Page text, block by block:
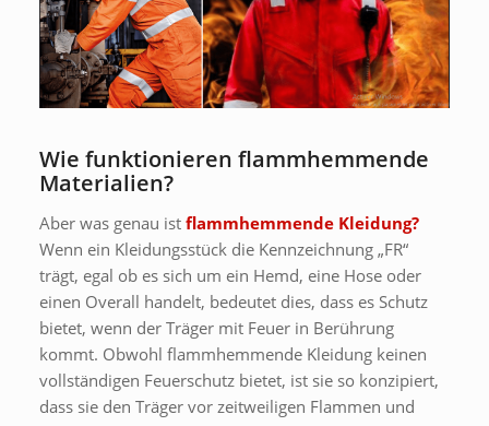
Wie funktionieren flammhemmende
Materialien?
Aber was genau ist flammhemmende Kleidung?
Wenn ein Kleidungsstück die Kennzeichnung „FR“
trägt, egal ob es sich um ein Hemd, eine Hose oder
einen Overall handelt, bedeutet dies, dass es Schutz
bietet, wenn der Träger mit Feuer in Berührung
kommt. Obwohl flammhemmende Kleidung keinen
vollständigen Feuerschutz bietet, ist sie so konzipiert,
dass sie den Träger vor zeitweiligen Flammen und